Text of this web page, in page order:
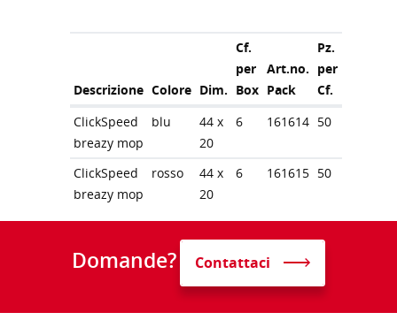
Descrizione Colore Dim.
Cf.
per
Box
Art.no.
Pack
Pz.
per
Cf.
ClickSpeed
breazy mop
blu
44 x
20
6 161614 50
ClickSpeed
breazy mop
rosso
44 x
20
6 161615 50
Domande? Contattaci